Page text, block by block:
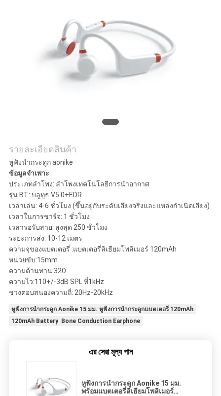
PRIVACY
รายละเอียดสินค้า
หูฟังนำกระดูก aonike
ข้อมูลจำเพาะ
ประเภทลำโพง: ลำโพงเทคโนโลยีการนำอากาศ
รุ่น BT: บลูทูธ V5.0+EDR
เวลาเล่น: 4-6 ชั่วโมง (ขึ้นอยู่กับระดับเสียงจริงและแหล่งกำเนิดเสียง)
เวลาในการชาร์จ: 1 ชั่วโมง
เวลารอรับสาย: สูงสุด 250 ชั่วโมง
ระยะการส่ง: 10-12 เมตร
ความจุของแบตเตอรี่ :แบตเตอรี่ลิเธียมโพลิเมอร์ 120mAh
หน่วยขับ:15mm
ความต้านทาน:32Ω
ความไว:110+/-3dB SPL ที่1kHz
ช่วงตอบสนองความถี่: 20Hz-20kHz
หูฟังการนำกระดูก Aonike 15 มม. หูฟังการนำกระดูกแบตเตอรี่ 120mAh
120mAh Battery Bone Conduction Earphone
এর সেরা মূল্য পান
หูฟังการนำกระดูก Aonike 15 มม.
พร้อมแบตเตอรี่ลิเธียมโพลิเมอร์